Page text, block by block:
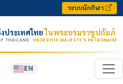
ระบบนักกีฬา
ประเทศไทยในพระบรมราชูปถัมภ์
THAILAND · UNDER HIS MAJESTY’S PATRONAGE
EN